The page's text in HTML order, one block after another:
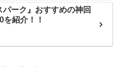
パーク』おすすめの神回
を紹介！！